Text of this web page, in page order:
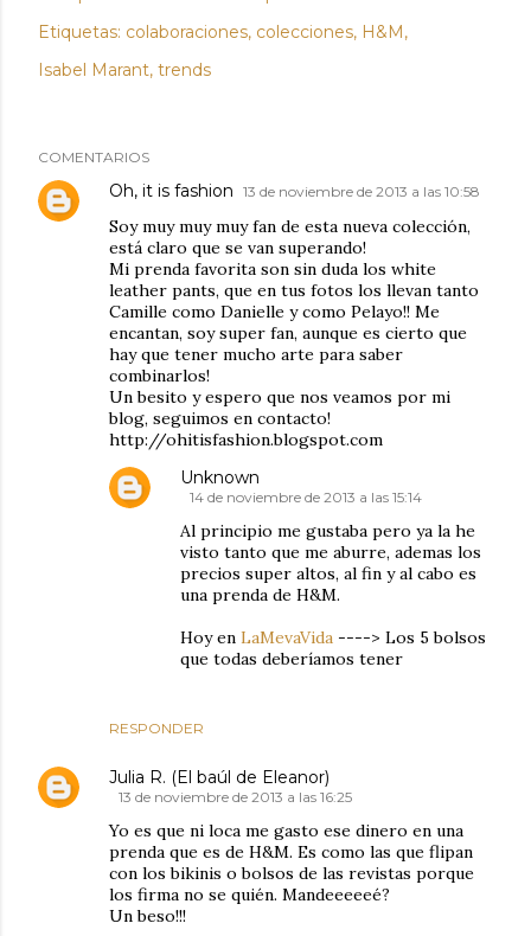
Etiquetas: colaboraciones colecciones H&M
Isabel Marant trends
COMENTARIOS
Oh, it is fashion 13 de noviembre de 2013 a las 10:58
Soy muy muy muy fan de esta nueva colección,
está claro que se van superando!
Mi prenda favorita son sin duda los white
leather pants, que en tus fotos los llevan tanto
Camille como Danielle y como Pelayo!! Me
encantan, soy super fan, aunque es cierto que
hay que tener mucho arte para saber
combinarlos!
Un besito y espero que nos veamos por mi
blog, seguimos en contacto!
http://ohitisfashion.blogspot.com
RESPONDER
Unknown
14 de noviembre de 2013 a las 15:14
Al principio me gustaba pero ya la he
visto tanto que me aburre, ademas los
precios super altos, al fin y al cabo es
una prenda de H&M.
Hoy en LaMevaVida ----> Los 5 bolsos
que todas deberíamos tener
Julia R. (El baúl de Eleanor)
13 de noviembre de 2013 a las 16:25
Yo es que ni loca me gasto ese dinero en una
prenda que es de H&M. Es como las que flipan
con los bikinis o bolsos de las revistas porque
los firma no se quién. Mandeeeeeé?
Un beso!!!